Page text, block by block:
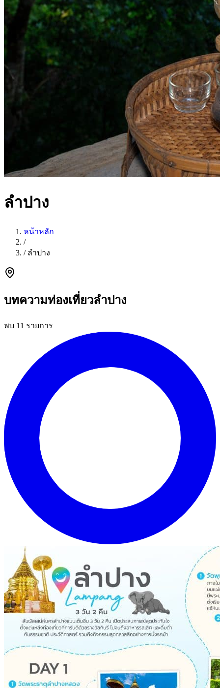
ลำปาง
หน้าหลัก
/
/ ลำปาง
บทความท่องเที่ยวลำปาง
พบ 11 รายการ